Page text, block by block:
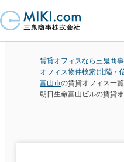
賃貸オフィスなら三鬼商事
オフィス物件検索(北陸・
富山市の賃貸オフィス一覧
朝日生命富山ビルの賃貸